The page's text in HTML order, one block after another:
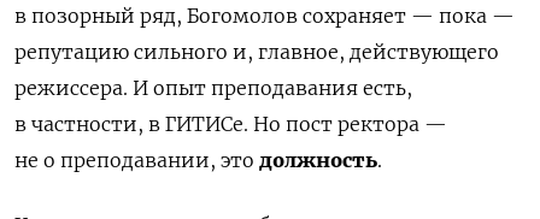
в позорный ряд, Богомолов сохраняет — пока —
репутацию сильного и, главное, действующего
режиссера. И опыт преподавания есть,
в частности, в ГИТИСе. Но пост ректора —
не о преподавании, это должность.